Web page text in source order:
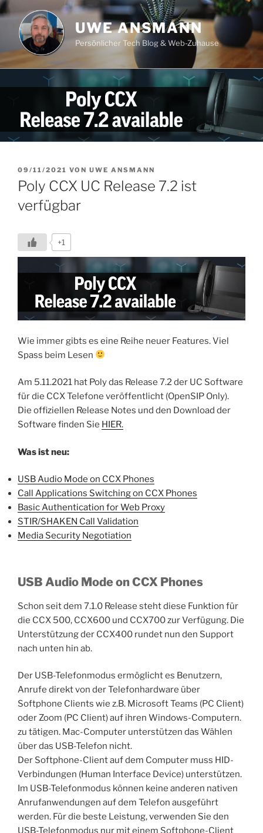
Zum
Inhalt
springen
UWE ANSMANN
Persönlicher Tech Blog & Web-Zuhause
VERÖFFENTLICHT
AM
09/11/2021 VON UWE ANSMANN
Poly CCX UC Release 7.2 ist
verfügbar
+1
Wie immer gibts es eine Reihe neuer Features. Viel
Spass beim Lesen
Am 5.11.2021 hat Poly das Release 7.2 der UC Software
für die CCX Telefone veröffentlicht (OpenSIP Only).
Die offiziellen Release Notes und den Download der
Software finden Sie HIER.
Was ist neu:
USB Audio Mode on CCX Phones
Call Applications Switching on CCX Phones
Basic Authentication for Web Proxy
STIR/SHAKEN Call Validation
Media Security Negotiation
USB Audio Mode on CCX Phones
Schon seit dem 7.1.0 Release steht diese Funktion für
die CCX 500, CCX600 und CCX700 zur Verfügung. Die
Unterstützung der CCX400 rundet nun den Support
nach unten hin ab.
Der USB-Telefonmodus ermöglicht es Benutzern,
Anrufe direkt von der Telefonhardware über
Softphone Clients wie z.B. Microsoft Teams (PC Client)
oder Zoom (PC Client) auf ihren Windows-Computern.
zu tätigen. Mac-Computer unterstützen das Wählen
über das USB-Telefon nicht.
Der Softphone-Client auf dem Computer muss HID-
Verbindungen (Human Interface Device) unterstützen.
Im USB-Telefonmodus können keine anderen nativen
Anrufanwendungen auf dem Telefon ausgeführt
werden. Für die beste Leistung, verwenden Sie den
USB-Telefonmodus nur mit einem Softphone-Client